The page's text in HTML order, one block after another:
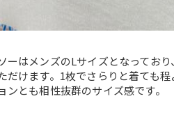
はメンズのLサイズとなっており、
だけます。1枚でさらりと着ても
ンとも相性抜群のサイズ感です。